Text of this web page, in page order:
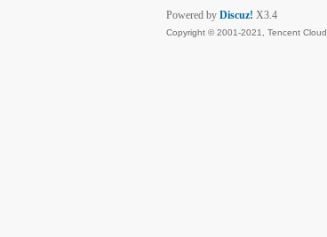
Powered by Discuz! X3.4
Copyright © 2001-2021, Tencent Cloud.